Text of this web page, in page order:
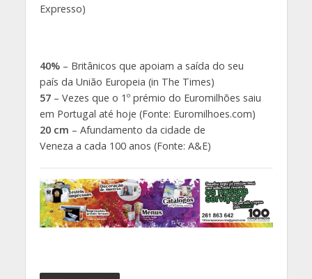
Expresso)
40%– Britânicos que apoiam a saída do seu
país da União Europeia (in The Times)
57– Vezes que o 1º prémio do Euromilhões saiu
em Portugal até hoje (Fonte: Euromilhoes.com)
20 cm – Afundamento da cidade de
Veneza a cada 100 anos (Fonte: A&E)